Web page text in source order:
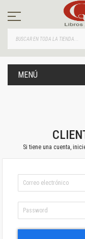
contenido
MENÚ
Si tiene una cuenta,